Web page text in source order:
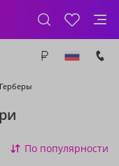
Герберы
По популярности